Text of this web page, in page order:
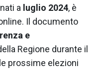
a luglio 2024, è
Il documento
e
Regione durante il
prossime elezioni